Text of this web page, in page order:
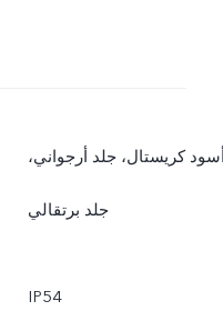
كريستال، جلد أرجواني،
جلد برتقالي
IP54